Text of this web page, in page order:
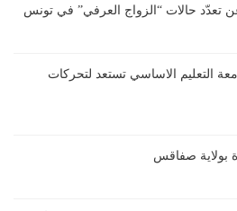
تعدّد حالات “الزواج العرفي” في تونس
التعليم الاساسي تستعد لتحركات